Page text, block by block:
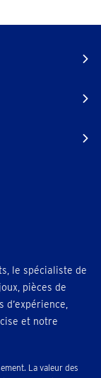
le spécialiste de
pièces de
et notre
La valeur des